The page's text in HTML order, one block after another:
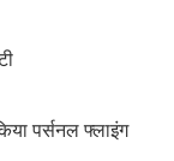
पर्सनल फ्लाइंग